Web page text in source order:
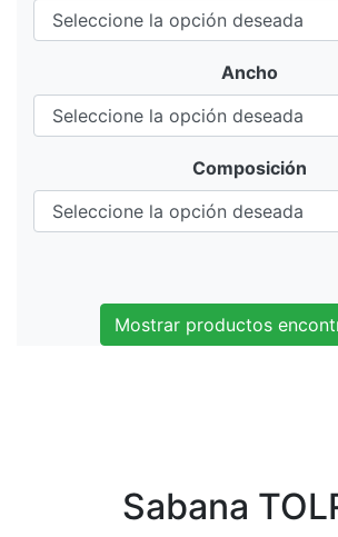
Ancho
Composición
Mostrar productos
Sabana